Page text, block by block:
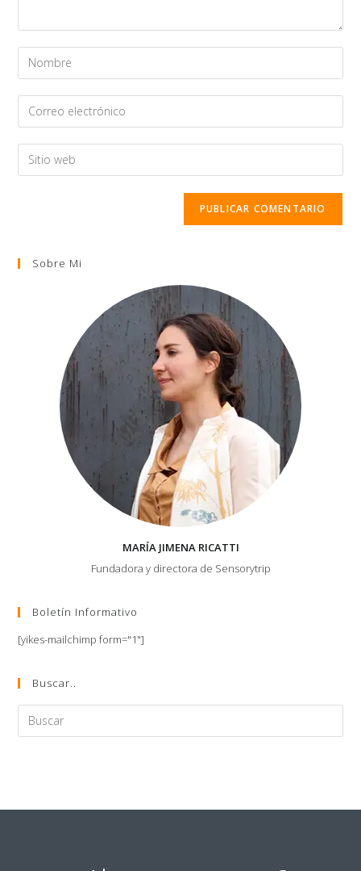
Sobre Mi
MARÍA JIMENA RICATTI
Fundadora y directora de Sensorytrip
Boletín Informativo
[yikes-mailchimp form="1"]
Buscar..